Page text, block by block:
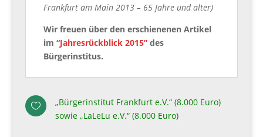
Frankfurt am Main 2013 – 65 Jahre und älter)
Wir freuen über den erschienenen Artikel
im “Jahresrückblick 2015”des
Bürgerinstitus.

„Bürgerinstitut Frankfurt e.V.“ (8.000 Euro)
sowie „LaLeLu e.V.“ (8.000 Euro)